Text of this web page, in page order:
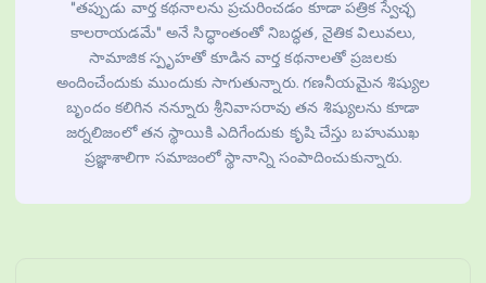
"తప్పుడు వార్త కథనాలను ప్రచురించడం కూడా పత్రిక స్వేచ్ఛ
కాలరాయడమే" అనే సిద్ధాంతంతో నిబద్ధత, నైతిక విలువలు,
సామాజిక స్పృహతో కూడిన వార్త కథనాలతో ప్రజలకు
అందించేందుకు ముందుకు సాగుతున్నారు. గణనీయమైన శిష్యుల
బృందం కలిగిన నన్నూరు శ్రీనివాసరావు తన శిష్యులను కూడా
జర్నలిజంలో తన స్థాయికి ఎదిగేందుకు కృషి చేస్తు బహుముఖ
ప్రజ్ఞాశాలిగా సమాజంలో స్థానాన్ని సంపాదించుకున్నారు.